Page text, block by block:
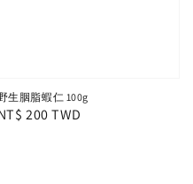
生胭脂蝦仁 100g
200 TWD